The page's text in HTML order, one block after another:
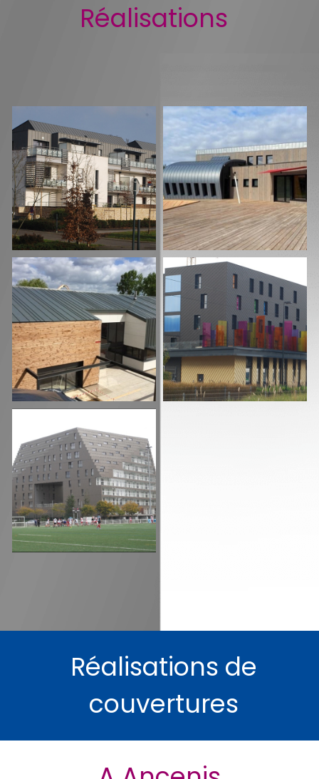
Réalisations
Réalisations de
couvertures